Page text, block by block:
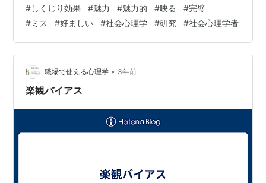
人々は完璧な人間よりも、時折のミスや間違いを認める
人により共感し、親しみを感じる傾向があると主張しま
した。 この現象の背後には、いくつかの心理的なメカニ
ズムが働いています。一つは「人間らしさ効果」と呼ば
れるもので、ミスや失敗を認めることによって、人はよ
り人間らしさを感じられ…
#しくじり効果 #魅力 #魅力的 #映る #完璧
#ミス #好ましい #社会心理学 #研究 #社会心理学者
職場で使える心理学 • 3年前
楽観バイアス